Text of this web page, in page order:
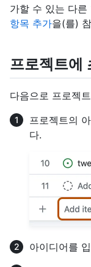
가할 수 있는 다
항목 추가을(를)
프로젝트에
다음으로 프로젝
프로젝트의
다.
아이디어를